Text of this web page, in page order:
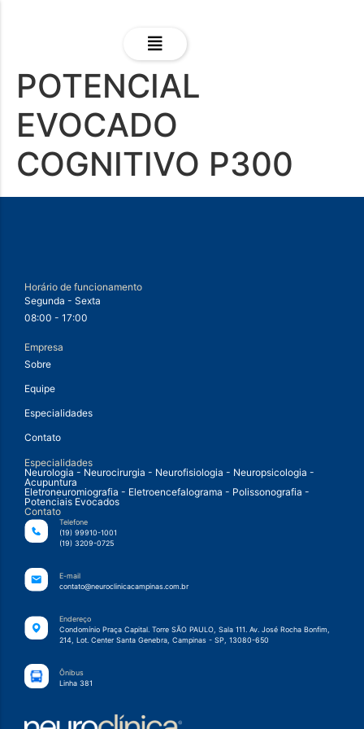
POTENCIAL
EVOCADO
COGNITIVO P300
Horário de funcionamento
Segunda - Sexta
08:00 - 17:00
Empresa
Sobre
Equipe
Especialidades
Contato
Especialidades
Neurologia - Neurocirurgia - Neurofisiologia - Neuropsicologia -
Acupuntura
Eletroneuromiografia - Eletroencefalograma - Polissonografia -
Potenciais Evocados
Contato
Telefone
(19) 99910-1001
(19) 3209-0725
E-mail
contato@neuroclinicacampinas.com.br
Endereço
Condomínio Praça Capital. Torre SÃO PAULO, Sala 111. Av. José Rocha Bonfim,
214, Lot. Center Santa Genebra, Campinas - SP, 13080-650
Ônibus
Linha 381